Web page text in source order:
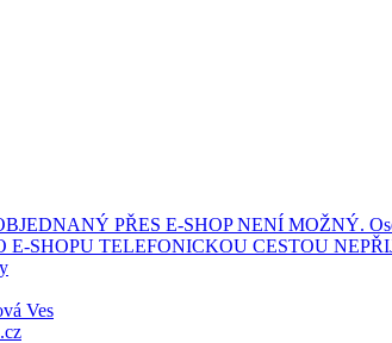
PŘES E-SHOP NENÍ MOŽNÝ.
SHOPU TELEFONICKOU CESTOU
Ves